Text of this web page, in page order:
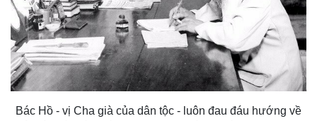
Bác Hồ - vị Cha già của dân tộc - luôn đau đáu hướng về